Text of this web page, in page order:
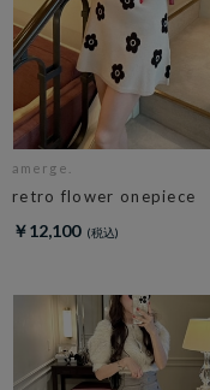
amerge.
retro flower onepiece
￥12,100